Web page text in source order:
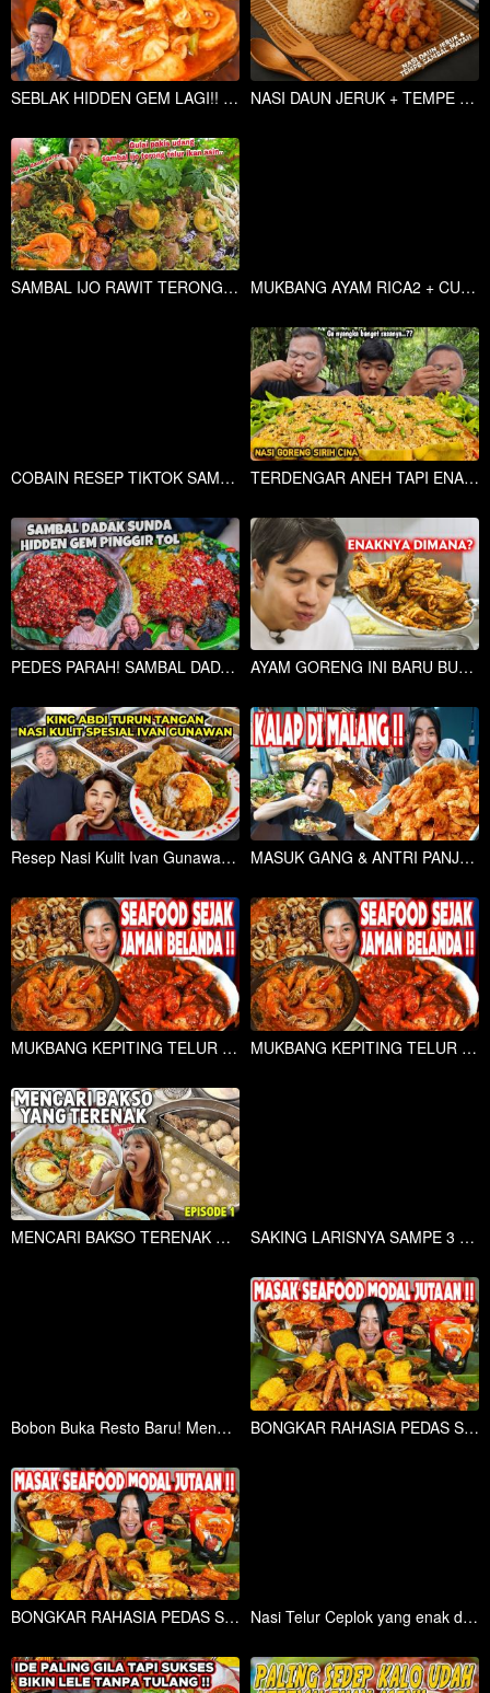
SEBLAK HIDDEN GEM LAGI!! BENERAN ENAK DAN MASUK2 KE DALAM GANG.. NASI DAUN JERUK + TEMPE SAMBAL MATAH | PEDAS GURIH NAMPOL | BIKIN NAMBAH NASI !
SAMBAL IJO RAWIT TERONG TELUR IKAN ASIN + GULAI PAKIS UDANG .LALAPAN DAUN PARE MUKBANG AYAM RICA2 + CUMI BALADO + LALAPAN MENTAH + SAMBEL TERASI
COBAIN RESEP TIKTOK SAMBAL ULEK TELUR ASIN KEMANGI ,GENJER OSENG PEDAS TAHU TERDENGAR ANEH TAPI ENAK ! MUKBANG NASI GORENG SIRIH CINA + KETEWEL, NIKMAT LUAR BIASA
PEDES PARAH! SAMBAL DADAK SUNDA HIDDEN GEM PINGGIR TOL AYAM GORENG INI BARU BUKA DAN VIRAL DI BANDUNG,
Resep Nasi Kulit Ivan Gunawan Murni dari King Abdi MASUK GANG & ANTRI PANJANG DEMI SARAPAN TERNIKMAT & TERMURAH DI MALANG!!
MUKBANG KEPITING TELUR SEJAK ZAMAN BELANDA, PERUT AUTO BAHAGIA! MUKBANG KEPITING TELUR SEJAK ZAMAN BELANDA, PERUT AUTO BAHAGIA!
MENCARI BAKSO TERENAK DI JAKARTA, PART 1 BAKSO JAWIR SAKING LARISNYA SAMPE 3 GEROBAK! NASI GORENG TERENAK DI JAWA!!
Bobon Buka Resto Baru! Menu Andalan Ayam Serundeng, Resep Turun Temurun dari Keluarga! BONGKAR RAHASIA PEDAS SEAFOOD TEMPONG JUMBO!!
BONGKAR RAHASIA PEDAS SEAFOOD TEMPONG JUMBO!! Nasi Telur Ceplok yang enak dan Rame Pol!